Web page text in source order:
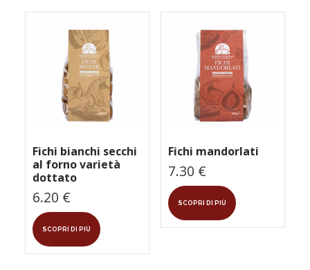
Fichi bianchi secchi
al forno varietà
dottato
6.20 €
SCOPRI DI PIÙ
Fichi mandorlati
7.30 €
SCOPRI DI PIÙ